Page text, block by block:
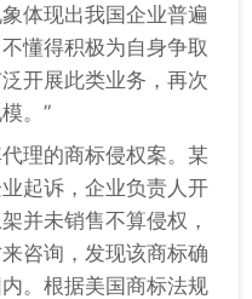
体现出我国企业普遍
懂得积极为自身争取
开展此类业务，再次
。”
理的商标侵权案。某
起诉，企业负责人开
并未销售不算侵权，
咨询，发现该商标确
。根据美国商标法规